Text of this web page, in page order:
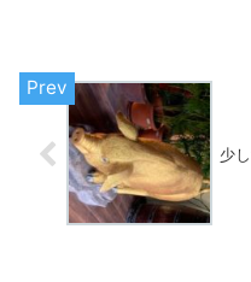
少